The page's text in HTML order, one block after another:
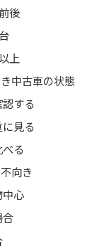
後
上
中古車の状態
する
見る
る
向き
心
合